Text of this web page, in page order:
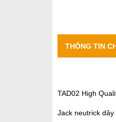
THÔNG TIN
TAD02 High
Jack neutrick